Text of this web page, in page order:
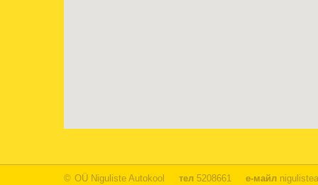
© OÜ Niguliste Autokool тел 5208661 е-майл